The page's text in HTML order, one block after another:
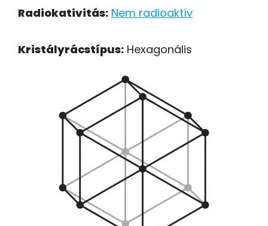
Radiokativitás: Nem radioaktív
Kristályrácstípus: Hexagonális